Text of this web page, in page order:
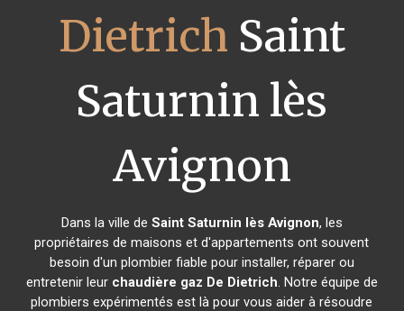
Dietrich Saint
Saturnin lès
Avignon
Dans la ville de Saint Saturnin lès Avignon, les
propriétaires de maisons et d'appartements ont souvent
besoin d'un plombier fiable pour installer, réparer ou
entretenir leur chaudière gaz De Dietrich. Notre équipe de
plombiers expérimentés est là pour vous aider à résoudre